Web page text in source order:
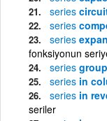
series
series
series
fonksiyonun
series
series in
series in
seriler